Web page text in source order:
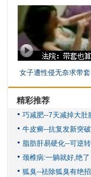
女子遭性侵无奈求带套
精彩推荐